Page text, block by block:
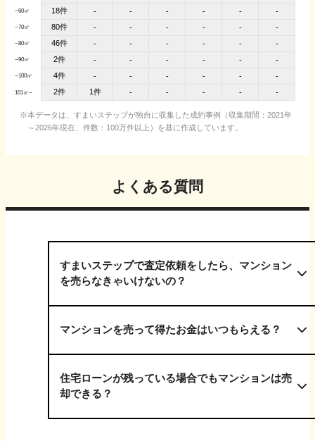
~60㎡
~70㎡
~80㎡
~90㎡
~100㎡
101㎡~
18件
- - - - -
-
80件
- - - - -
-
46件
- - - - -
-
2件
- - - - -
-
4件
- - - - -
-
2件
1件 - - - - -
本データは、すまいステップが独自に収集した成約事例（収集期間：2021年
～2026年現在、件数：100万件以上）を基に作成しています。
よくある質問
すまいステップで査定依頼をしたら、マンション
を売らなきゃいけないの？
マンションを売って得たお金はいつもらえる？
住宅ローンが残っている場合でもマンションは売
却できる？